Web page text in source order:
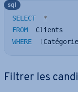
SELECT
*
FROM
WHERE
(Catégorie
sql
Filtrer les